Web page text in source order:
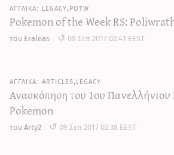
legacy,potw
Pokemon of the Week RS:
του Eraleas 09 Σεπ 2017 02:41 EEST
articles,legacy
Ανασκόπηση του 1ου
Pokemon
του Arty2 09 Σεπ 2017 02:38 EEST